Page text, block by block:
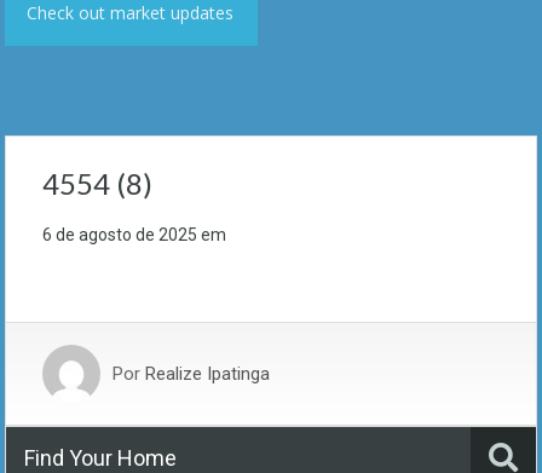
Check out market updates
4554 (8)
6 de agosto de 2025 em
Por Realize Ipatinga
Find Your Home